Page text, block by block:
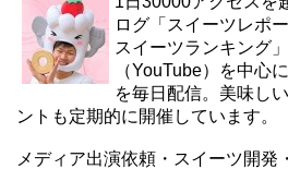
ログ「スイーツレポ
スイーツランキング
（YouTube）を中心
を毎日配信。美味し
ントも定期的に開催しています。
メディア出演依頼・スイーツ開発